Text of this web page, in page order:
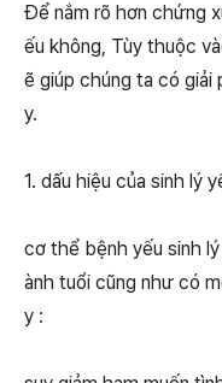
Để nắm rõ hơn chứng
ếu không, Tùy thuộc
ẽ giúp chúng ta có giải
y.
1. dấu hiệu của sinh lý
cơ thể bệnh yếu sinh
ành tuổi cũng như có
y :